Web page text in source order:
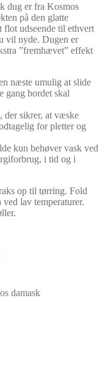
dug er fra Kosmos
på den glatte
flot udseende til ethvert
vil nyde. Dugen er
”fremhævet” effekt
næste umulig at slide
gang bordet skal
sikrer, at væske
for pletter og
kun behøver vask ved
i tid og i
op til tørring. Fold
lav temperaturer.
damask